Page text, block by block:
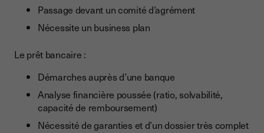
Passage devant un comité d’agrément
Nécessite un business plan
Le prêt bancaire :
Démarches auprès d’une banque
Analyse financière poussée (ratio, solvabilité,
capacité de remboursement)
Nécessité de garanties et d’un dossier très complet